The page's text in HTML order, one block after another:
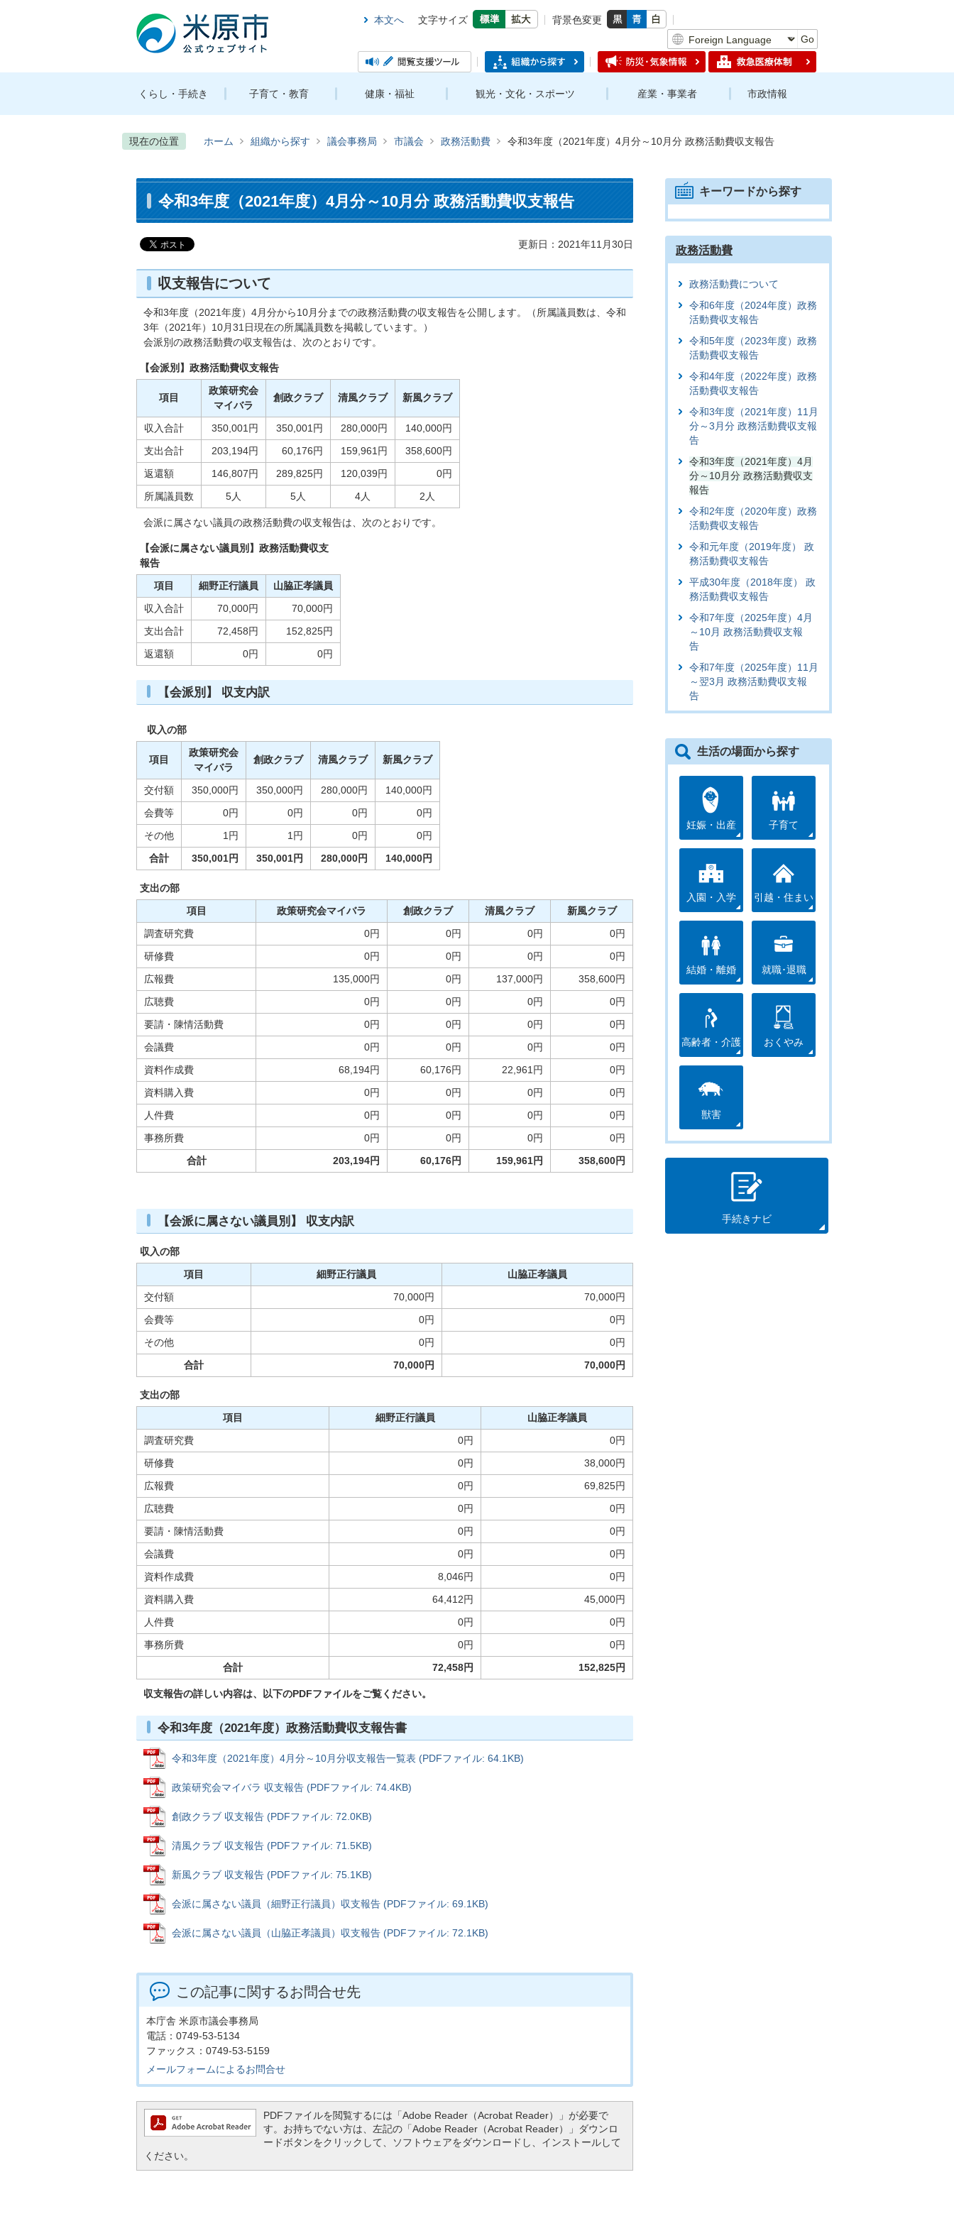
本文へ 文字サイズ
背景色変更
Go
くらし・手続き 子育て・教育 健康・福祉 観光・文化・スポーツ 産業・事業者 市政情報
現在の位置 ホーム 組織から探す 議会事務局 市議会 政務活動費 令和3年度（2021年度）4月分～10月分 政務活動費収支報告
令和3年度（2021年度）4月分～10月分 政務活動費収支報告
更新日：2021年11月30日
収支報告について
令和3年度（2021年度）4月分から10月分までの政務活動費の収支報告を公開します。（所属議員数は、令和
3年（2021年）10月31日現在の所属議員数を掲載しています。）
会派別の政務活動費の収支報告は、次のとおりです。
【会派別】政務活動費収支報告
項目
政策研究会
マイバラ
創政クラブ 清風クラブ 新風クラブ
収入合計 350,001円 350,001円 280,000円
140,000円
支出合計
203,194円 60,176円 159,961円
358,600円
返還額
146,807円 289,825円 120,039円
0円
所属議員数
5人 5人 4人 2人
会派に属さない議員の政務活動費の収支報告は、次のとおりです。
【会派に属さない議員別】政務活動費収支
報告
項目
細野正行議員
山脇正孝議員
収入合計
70,000円
70,000円
支出合計
72,458円
152,825円
返還額
0円 0円
【会派別】 収支内訳
収入の部
項目
政策研究会
マイバラ
創政クラブ 清風クラブ 新風クラブ
交付額 350,000円 350,000円 280,000円
140,000円
会費等
0円 0円 0円
0円
その他
1円 1円 0円
0円
合計
350,001円 350,001円 280,000円 140,000円
支出の部
項目
政策研究会マイバラ 創政クラブ 清風クラブ
新風クラブ
調査研究費
0円 0円 0円
0円
研修費
0円 0円 0円
0円
広報費
135,000円 0円 137,000円
358,600円
広聴費
0円 0円 0円
0円
要請・陳情活動費
0円 0円 0円
0円
会議費
0円 0円 0円
0円
資料作成費
68,194円 60,176円 22,961円
0円
資料購入費
0円 0円 0円
0円
人件費
0円 0円 0円
0円
事務所費
0円 0円 0円
0円
合計
203,194円 60,176円 159,961円 358,600円
【会派に属さない議員別】 収支内訳
収入の部
項目
細野正行議員
山脇正孝議員
交付額
70,000円
70,000円
会費等
0円
0円
その他
0円
0円
合計
70,000円 70,000円
支出の部
項目
細野正行議員
山脇正孝議員
調査研究費
0円
0円
研修費
0円
38,000円
広報費
0円
69,825円
広聴費
0円
0円
要請・陳情活動費
0円
0円
会議費
0円
0円
資料作成費
8,046円
0円
資料購入費
64,412円
45,000円
人件費
0円
0円
事務所費
0円
0円
合計
72,458円 152,825円
収支報告の詳しい内容は、以下のPDFファイルをご覧ください。
令和3年度（2021年度）政務活動費収支報告書
令和3年度（2021年度）4月分～10月分収支報告一覧表 (PDFファイル: 64.1KB)
政策研究会マイバラ 収支報告 (PDFファイル: 74.4KB)
創政クラブ 収支報告 (PDFファイル: 72.0KB)
清風クラブ 収支報告 (PDFファイル: 71.5KB)
新風クラブ 収支報告 (PDFファイル: 75.1KB)
会派に属さない議員（細野正行議員）収支報告 (PDFファイル: 69.1KB)
会派に属さない議員（山脇正孝議員）収支報告 (PDFファイル: 72.1KB)
この記事に関するお問合せ先
本庁舎 米原市議会事務局
電話：0749-53-5134
ファックス：0749-53-5159
メールフォームによるお問合せ
PDFファイルを閲覧するには「Adobe Reader（Acrobat Reader）」が必要で
す。お持ちでない方は、左記の「Adobe Reader（Acrobat Reader）」ダウンロ
ードボタンをクリックして、ソフトウェアをダウンロードし、インストールして
ください。
キーワードから探す
政務活動費
政務活動費について
令和6年度（2024年度）政務
活動費収支報告
令和5年度（2023年度）政務
活動費収支報告
令和4年度（2022年度）政務
活動費収支報告
令和3年度（2021年度）11月
分～3月分 政務活動費収支報
告
令和3年度（2021年度）4月
分～10月分 政務活動費収支
報告
令和2年度（2020年度）政務
活動費収支報告
令和元年度（2019年度） 政
務活動費収支報告
平成30年度（2018年度） 政
務活動費収支報告
令和7年度（2025年度）4月
～10月 政務活動費収支報
告
令和7年度（2025年度）11月
～翌3月 政務活動費収支報
告
生活の場面から探す
妊娠・出産 子育て
入園・入学 引越・住まい
結婚・離婚 就職･退職
高齢者・介護 おくやみ
獣害
手続きナビ